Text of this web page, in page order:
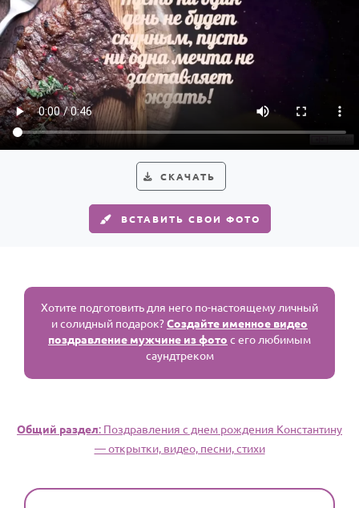
СКАЧАТЬ
ВСТАВИТЬ СВОИ ФОТО
Хотите подготовить для него по-настоящему личный
и солидный подарок?Создайте именное видео
поздравление мужчине из фото с его любимым
саундтреком
Общий раздел: Поздравления с днем рождения Константину
— открытки, видео, песни, стихи